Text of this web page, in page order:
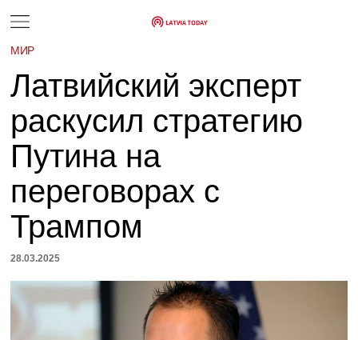
МИР
Латвийский эксперт
раскусил стратегию
Путина на
переговорах с
Трампом
28.03.2025